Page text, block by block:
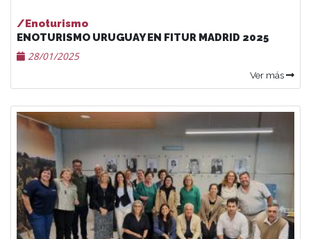
/Enoturismo
ENOTURISMO URUGUAY EN FITUR MADRID 2025
28/01/2025
Ver más